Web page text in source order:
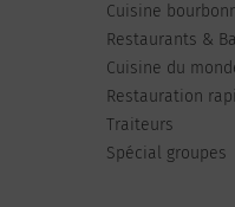
Cuisine
Restaurants &
Cuisine du
Restauration
Traiteurs
Spécial groupes